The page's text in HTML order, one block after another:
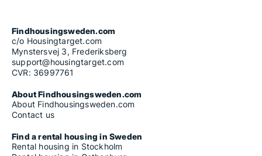
Findhousingsweden.com
c/o Housingtarget.com
Mynstersvej 3, Frederiksberg
support@housingtarget.com
CVR: 36997761
About Findhousingsweden.com
About Findhousingsweden.com
Contact us
Find a rental housing in Sweden
Rental housing in Stockholm